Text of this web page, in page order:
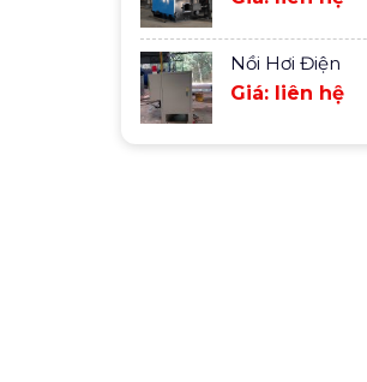
Nồi Hơi Điện
Giá: liên hệ